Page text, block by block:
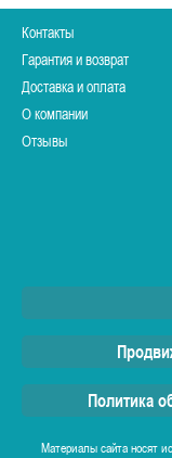
Контакты
Гарантия и возврат
Доставка и оплата
О компании
Отзывы
Политика
Материалы сайта носят